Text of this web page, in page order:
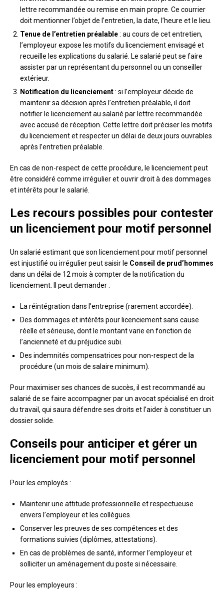
lettre recommandée ou remise en main propre. Ce courrier
doit mentionner l’objet de l’entretien, la date, l’heure et le lieu.
Tenue de l’entretien préalable: au cours de cet entretien,
l’employeur expose les motifs du licenciement envisagé et
recueille les explications du salarié. Le salarié peut se faire
assister par un représentant du personnel ou un conseiller
extérieur.
Notification du licenciement: si l’employeur décide de
maintenir sa décision après l’entretien préalable, il doit
notifier le licenciement au salarié par lettre recommandée
avec accusé de réception. Cette lettre doit préciser les motifs
du licenciement et respecter un délai de deux jours ouvrables
après l’entretien préalable.
En cas de non-respect de cette procédure, le licenciement peut
être considéré comme irrégulier et ouvrir droit à des dommages
et intérêts pour le salarié.
Les recours possibles pour contester
un licenciement pour motif personnel
Un salarié estimant que son licenciement pour motif personnel
est injustifié ou irrégulier peut saisir le Conseil de prud’hommes
dans un délai de 12 mois à compter de la notification du
licenciement. Il peut demander :
La réintégration dans l’entreprise (rarement accordée).
Des dommages et intérêts pour licenciement sans cause
réelle et sérieuse, dont le montant varie en fonction de
l’ancienneté et du préjudice subi.
Des indemnités compensatrices pour non-respect de la
procédure (un mois de salaire minimum).
Pour maximiser ses chances de succès, il est recommandé au
salarié de se faire accompagner par un avocat spécialisé en droit
du travail, qui saura défendre ses droits et l’aider à constituer un
dossier solide.
Conseils pour anticiper et gérer un
licenciement pour motif personnel
Pour les employés :
Maintenir une attitude professionnelle et respectueuse
envers l’employeur et les collègues.
Conserver les preuves de ses compétences et des
formations suivies (diplômes, attestations).
En cas de problèmes de santé, informer l’employeur et
solliciter un aménagement du poste si nécessaire.
Pour les employeurs :